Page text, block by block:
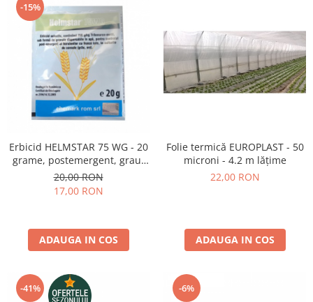
-15%
Erbicid HELMSTAR 75 WG - 20
grame, postemergent, grau,
orz
20,00 RON
17,00 RON
ADAUGA IN COS
Folie termică EUROPLAST - 50
microni - 4.2 m lățime
22,00 RON
ADAUGA IN COS
-41% -6%